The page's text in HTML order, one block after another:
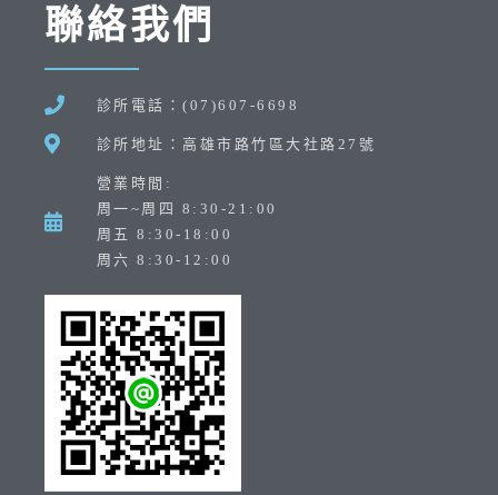
聯絡我們
診所電話：(07)607-6698
診所地址：高雄市路竹區大社路27號
營業時間:
周一~周四 8:30-21:00
周五 8:30-18:00
周六 8:30-12:00